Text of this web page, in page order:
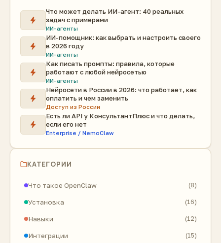
Что может делать ИИ-агент: 40 реальных
задач с примерами
ИИ-агенты
ИИ-помощник: как выбрать и настроить своего
в 2026 году
ИИ-агенты
Как писать промпты: правила, которые
работают с любой нейросетью
ИИ-агенты
Нейросети в России в 2026: что работает, как
оплатить и чем заменить
Доступ из России
Есть ли API у КонсультантПлюс и что делать,
если его нет
Enterprise / NemoClaw
КАТЕГОРИИ
Что такое OpenClaw (8)
Установка (16)
Навыки (12)
Интеграции (15)